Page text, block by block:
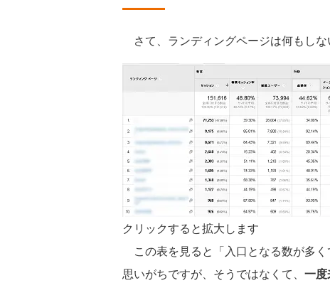
さて、ランディングページは何もしな
クリックすると拡大します
この表を見ると「入口となる数が多
思いがちですが、そうではなくて、 一